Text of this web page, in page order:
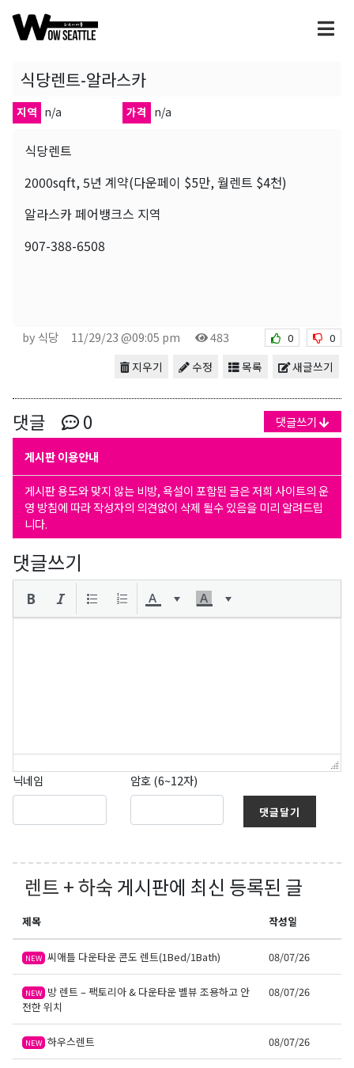
식당렌트-알라스카
지역 n/a 가격 n/a
식당렌트
2000sqft, 5년 계약(다운페이 $5만, 월렌트 $4천)
알라스카 페어뱅크스 지역
907-388-6508
by 식당 11/29/23 @09:05 pm 483 0 0
새글쓰기
목록
수정
지우기
댓글 0 댓글쓰기
게시판 이용안내
게시판 용도와 맞지 않는 비방, 욕설이 포함된 글은 저희 사이트의 운
영 방침에 따라 작성자의 의견없이 삭제 될수 있음을 미리 알려드립
니다.
댓글쓰기
닉네임 암호 (6~12자)
댓글달기
렌트 + 하숙 게시판에 최신 등록된 글
제목 작성일
NEW 씨애틀 다운타운 콘도 렌트(1Bed/1Bath) 08/07/26
NEW 방 렌트 – 팩토리아 & 다운타운 벨뷰 조용하고 안
전한 위치
08/07/26
NEW 하우스렌트 08/07/26